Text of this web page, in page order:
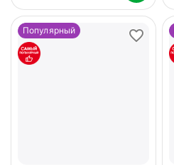
Популярный